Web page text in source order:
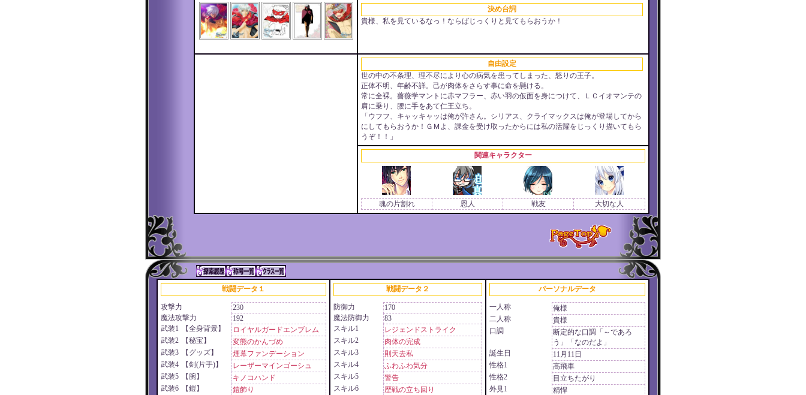
決め台詞
貴様、私を見ているなっ！ならばじっくりと見てもらおうか！
自由設定
世の中の不条理、理不尽により心の病気を患ってしまった、怒りの王子。
正体不明、年齢不詳。己が肉体をさらす事に命を懸ける。
常に全裸。薔薇学マントに赤マフラー、赤い羽の仮面を身につけて、ＬＣイオマンテの
肩に乗り、腰に手をあて仁王立ち。
「ウフフ、キャッキャッは俺が許さん。シリアス、クライマックスは俺が登場してから
にしてもらおうか！ＧＭよ、課金を受け取ったからには私の活躍をじっくり描いてもら
うぞ！！」
関連キャラクター
魂の片割れ 恩人 戦友 大切な人
戦闘データ１
攻撃力
230
魔法攻撃力
192
武装1
【全身背景】
ロイヤルガードエンブレム
武装2
【秘宝】
変熊のかんづめ
武装3
【グッズ】
煙幕ファンデーション
武装4
【剣(片手)】
レーザーマインゴーシュ
武装5
【腕】
キノコハンド
武装6
【鎧】
鎧飾り
戦闘データ２
防御力
170
魔法防御力
83
スキル1
レジェンドストライク
スキル2
肉体の完成
スキル3
則天去私
スキル4
ふわふわ気分
スキル5
警告
スキル6
歴戦の立ち回り
パーソナルデータ
一人称
俺様
二人称
貴様
口調
断定的な口調「～であろ
う」「なのだよ」
誕生日
11月11日
性格1
高飛車
性格2
目立ちたがり
外見1
精悍